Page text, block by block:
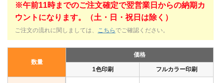
※午前11時までのご注文確定で翌営業日からの納期カ
ウントになります。（土・日・祝日は除く）
ご注文の流れに関しましては、 こちら でご確認ください。
数量
価格
1色印刷 フルカラー印刷